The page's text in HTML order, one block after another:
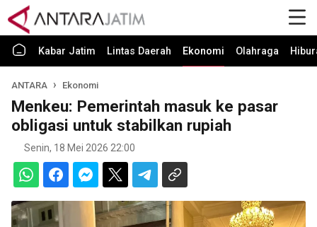
Kabar Jatim Lintas Daerah Ekonomi Olahraga
ANTARA Ekonomi
Menkeu: Pemerintah masuk ke pasar
obligasi untuk stabilkan rupiah
Senin, 18 Mei 2026 22:00